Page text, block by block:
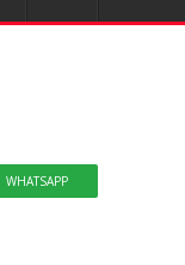
WHATSAPP